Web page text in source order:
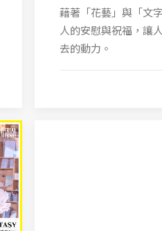
藉著「花藝」與「文
人的安慰與祝福，讓
去的動力。